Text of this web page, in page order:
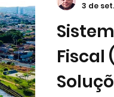
Tecnologia
Fiscal
3 de